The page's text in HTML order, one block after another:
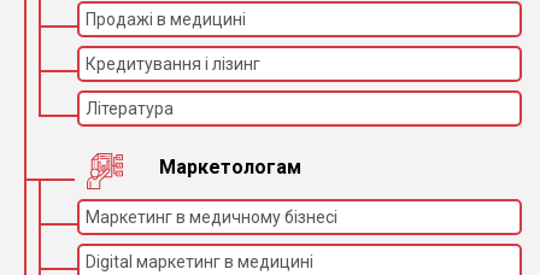
Продажі в медицині
Кредитування і лізинг
Література
Маркетологам
Маркетинг в медичному бізнесі
Digital маркетинг в медицині